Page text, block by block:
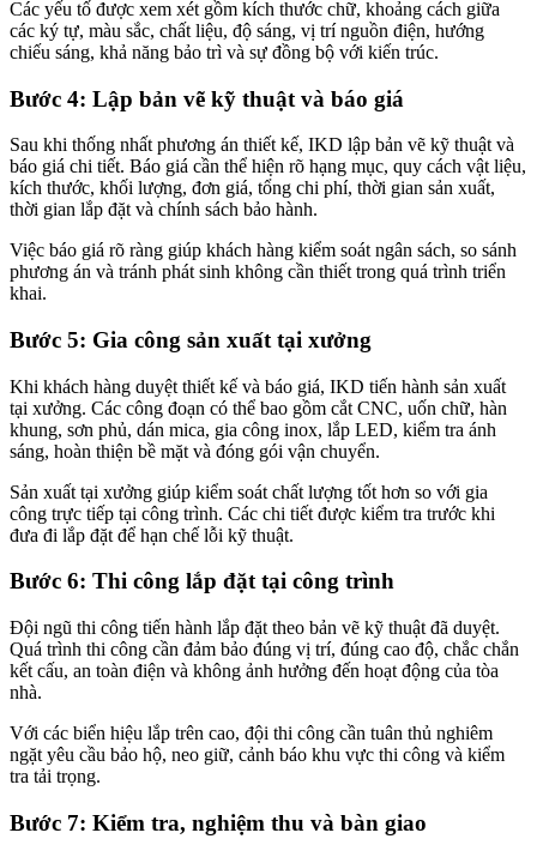
Các yếu tố được xem xét gồm kích thước chữ, khoảng cách giữa
các ký tự, màu sắc, chất liệu, độ sáng, vị trí nguồn điện, hướng
chiếu sáng, khả năng bảo trì và sự đồng bộ với kiến trúc.
Bước 4: Lập bản vẽ kỹ thuật và báo giá
Sau khi thống nhất phương án thiết kế, IKD lập bản vẽ kỹ thuật và
báo giá chi tiết. Báo giá cần thể hiện rõ hạng mục, quy cách vật liệu,
kích thước, khối lượng, đơn giá, tổng chi phí, thời gian sản xuất,
thời gian lắp đặt và chính sách bảo hành.
Việc báo giá rõ ràng giúp khách hàng kiểm soát ngân sách, so sánh
phương án và tránh phát sinh không cần thiết trong quá trình triển
khai.
Bước 5: Gia công sản xuất tại xưởng
Khi khách hàng duyệt thiết kế và báo giá, IKD tiến hành sản xuất
tại xưởng. Các công đoạn có thể bao gồm cắt CNC, uốn chữ, hàn
khung, sơn phủ, dán mica, gia công inox, lắp LED, kiểm tra ánh
sáng, hoàn thiện bề mặt và đóng gói vận chuyển.
Sản xuất tại xưởng giúp kiểm soát chất lượng tốt hơn so với gia
công trực tiếp tại công trình. Các chi tiết được kiểm tra trước khi
đưa đi lắp đặt để hạn chế lỗi kỹ thuật.
Bước 6: Thi công lắp đặt tại công trình
Đội ngũ thi công tiến hành lắp đặt theo bản vẽ kỹ thuật đã duyệt.
Quá trình thi công cần đảm bảo đúng vị trí, đúng cao độ, chắc chắn
kết cấu, an toàn điện và không ảnh hưởng đến hoạt động của tòa
nhà.
Với các biển hiệu lắp trên cao, đội thi công cần tuân thủ nghiêm
ngặt yêu cầu bảo hộ, neo giữ, cảnh báo khu vực thi công và kiểm
tra tải trọng.
Bước 7: Kiểm tra, nghiệm thu và bàn giao